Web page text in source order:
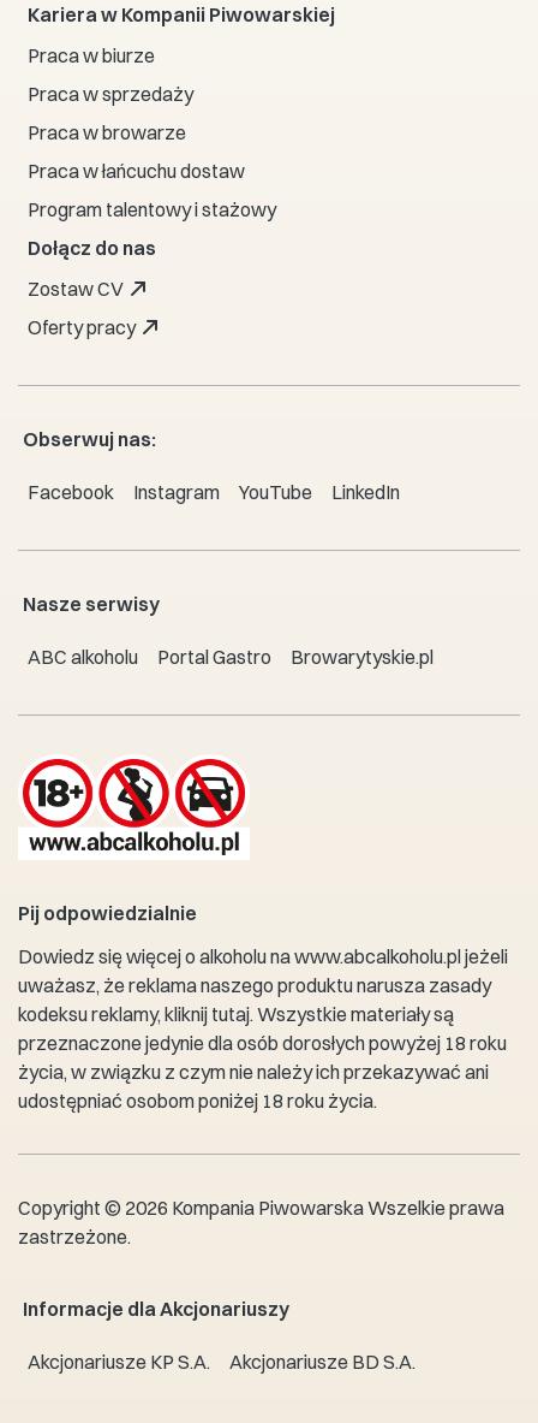
Kariera w Kompanii Piwowarskiej
Praca w biurze
Praca w sprzedaży
Praca w browarze
Praca w łańcuchu dostaw
Program talentowy i stażowy
Dołącz do nas
Zostaw CV
Oferty pracy
Obserwuj nas:
Facebook Instagram YouTube LinkedIn
Nasze serwisy
ABC alkoholu Portal Gastro Browarytyskie.pl
Pij odpowiedzialnie
Dowiedz się więcej o alkoholu nawww.abcalkoholu.pljeżeli
uważasz, że reklama naszego produktu narusza zasady
kodeksu reklamy, kliknij tutaj. Wszystkie materiały są
przeznaczone jedynie dla osób dorosłych powyżej 18 roku
życia, w związku z czym nie należy ich przekazywać ani
udostępniać osobom poniżej 18 roku życia.
Copyright © 2026 Kompania Piwowarska Wszelkie prawa
zastrzeżone.
Informacje dla Akcjonariuszy
Akcjonariusze KP S.A. Akcjonariusze BD S.A.